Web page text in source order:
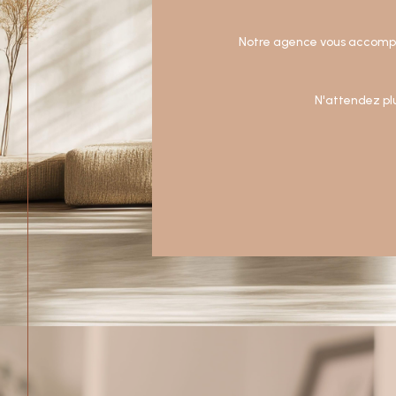
Notre agence vous
N'attendez